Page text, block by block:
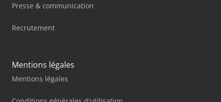
Presse & communication
Recrutement
Mentions légales
Mentions légales